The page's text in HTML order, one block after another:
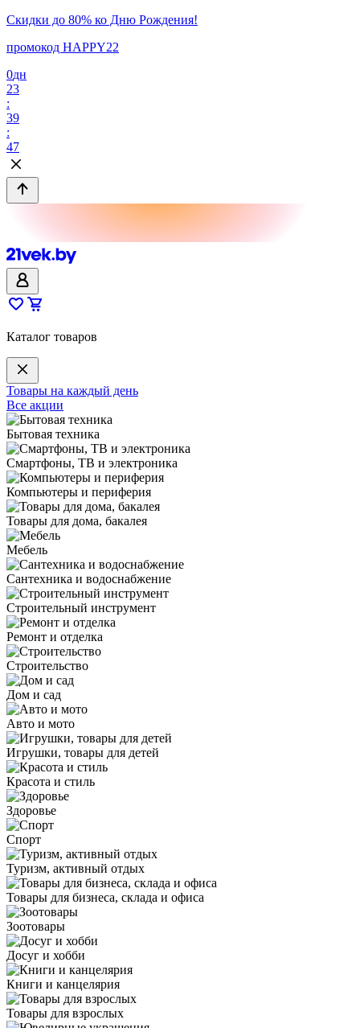
Скидки до 80% ко Дню Рождения!
промокод HAPPY22
0дн
23
:
39
:
47
Каталог товаров
Товары на каждый день
Все акции
Бытовая техника
Смартфоны, ТВ и электроника
Компьютеры и периферия
Товары для дома, бакалея
Мебель
Сантехника и водоснабжение
Строительный инструмент
Ремонт и отделка
Строительство
Дом и сад
Авто и мото
Игрушки, товары для детей
Красота и стиль
Здоровье
Спорт
Туризм, активный отдых
Товары для бизнеса, склада и офиса
Зоотовары
Досуг и хобби
Книги и канцелярия
Товары для взрослых